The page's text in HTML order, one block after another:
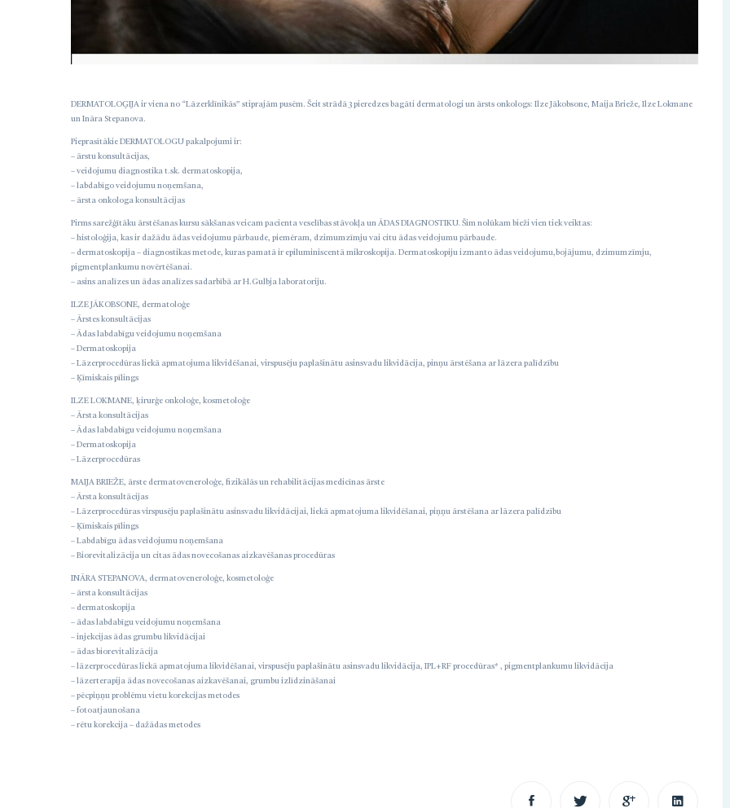
DERMATOLOĢIJA ir viena no “Lāzerklīnikās” stiprajām pusēm. Šeit strādā 3 pieredzes bagāti dermatologi un ārsts onkologs: Ilze Jākobsone, Maija Brieže, Ilze Lokmane
un Ināra Stepanova.
Pieprasītākie DERMATOLOGU pakalpojumi ir:
– ārstu konsultācijas,
– veidojumu diagnostika t.sk. dermatoskopija,
– labdabīgo veidojumu noņemšana,
– ārsta onkologa konsultācijas
Pirms sarežģītāku ārstēšanas kursu sākšanas veicam pacienta veselības stāvokļa un ĀDAS DIAGNOSTIKU. Šim nolūkam bieži vien tiek veiktas:
– histoloģija, kas ir dažādu ādas veidojumu pārbaude, piemēram, dzimumzīmju vai citu ādas veidojumu pārbaude.
– dermatoskopija – diagnostikas metode, kuras pamatā ir epiluminiscentā mikroskopija. Dermatoskopiju izmanto ādas veidojumu,bojājumu, dzimumzīmju,
pigmentplankumu novērtēšanai.
– asins analīzes un ādas analīzes sadarbībā ar H.Gulbja laboratoriju.
ILZE JĀKOBSONE, dermatoloģe
– Ārstes konsultācijas
– Ādas labdabīgu veidojumu noņemšana
– Dermatoskopija
– Lāzerprocedūras liekā apmatojuma likvidēšanai, virspusēju paplašinātu asinsvadu likvidācija, pinņu ārstēšana ar lāzera palīdzību
– Ķīmiskais pīlings
ILZE LOKMANE, ķirurģe onkoloģe, kosmetoloģe
– Ārsta konsultācijas
– Ādas labdabīgu veidojumu noņemšana
– Dermatoskopija
– Lāzerprocedūras
MAIJA BRIEŽE, ārste dermatoveneroloģe, fizikālās un rehabilitācijas medicīnas ārste
– Ārsta konsultācijas
– Lāzerprocedūras virspusēju paplašinātu asinsvadu likvidācijai, liekā apmatojuma likvidēšanai, piņņu ārstēšana ar lāzera palīdzību
– Ķīmiskais pīlings
– Labdabīgu ādas veidojumu noņemšana
– Biorevitalizācija un citas ādas novecošanas aizkavēšanas procedūras
INĀRA STEPANOVA, dermatoveneroloģe, kosmetoloģe
– ārsta konsultācijas
– dermatoskopija
– ādas labdabīgu veidojumu noņemšana
– injekcijas ādas grumbu likvidācijai
– ādas biorevitalizācija
– lāzerprocedūras liekā apmatojuma likvidēšanai, virspusēju paplašinātu asinsvadu likvidācija, IPL+RF procedūras* , pigmentplankumu likvidācija
– lāzerterapija ādas novecošanas aizkavēšanai, grumbu izlīdzināšanai
– pēcpiņņu problēmu vietu korekcijas metodes
– fotoatjaunošana
– rētu korekcija – dažādas metodes
Liels paldies kosmētiķei Jolantai, kas
redzami un jūtami uzlaboja manu
ādas stāvokli. Ilgus gadus cīnījos ar
kuperozi un jūtīgumu. Nu mana āda ir
Paldies meistarītei arī par baudpilno